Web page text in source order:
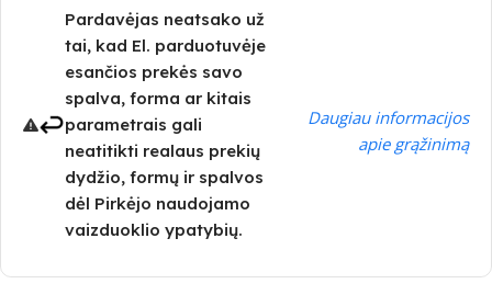
Pardavėjas neatsako už
tai, kad El. parduotuvėje
esančios prekės savo
spalva, forma ar kitais
parametrais gali
neatitikti realaus prekių
dydžio, formų ir spalvos
dėl Pirkėjo naudojamo
vaizduoklio ypatybių.
Daugiau informacijos
apie grąžinimą